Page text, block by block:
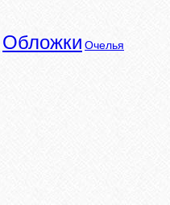
Обложки Очелья